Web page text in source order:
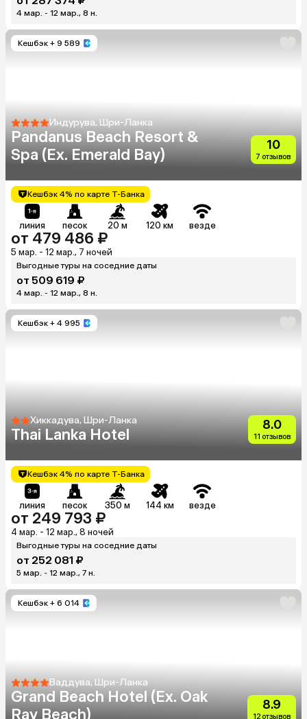
4 мар. - 12 мар., 8 н.
Кешбэк + 9 589
Индурува, Шри-Ланка
Pandanus Beach Resort &
Spa (Ex. Emerald Bay)
10
7 отзывов
Кешбэк 4% по карте Т-Банка
линия песок 20 м 120 км везде
от 479 486 ₽
5 мар. - 12 мар., 7 ночей
Выгодные туры на соседние даты
от 509 619 ₽
4 мар. - 12 мар., 8 н.
Кешбэк + 4 995
Хиккадува, Шри-Ланка
Thai Lanka Hotel
8.0
11 отзывов
Кешбэк 4% по карте Т-Банка
линия песок 350 м 144 км везде
от 249 793 ₽
4 мар. - 12 мар., 8 ночей
Выгодные туры на соседние даты
от 252 081 ₽
5 мар. - 12 мар., 7 н.
Кешбэк + 6 014
Ваддува, Шри-Ланка
Grand Beach Hotel (Ex. Oak
Ray Beach)
8.9
12 отзывов